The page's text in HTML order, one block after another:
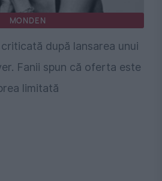
MONDEN
după lansarea unui
Fanii spun că oferta este
limitată